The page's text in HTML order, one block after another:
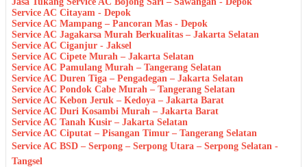
Service AC Citayam - Depok
Service AC Mampang – Pancoran Mas - Depok
Service AC Jagakarsa Murah Berkualitas – Jakarta Selatan
Service AC Ciganjur - Jaksel
Service AC Cipete Murah – Jakarta Selatan
Service AC Pamulang Murah – Tangerang Selatan
Service AC Duren Tiga – Pengadegan – Jakarta Selatan
Service AC Pondok Cabe Murah – Tangerang Selatan
Service AC Kebon Jeruk – Kedoya – Jakarta Barat
Service AC Duri Kosambi Murah – Jakarta Barat
Service AC Tanah Kusir – Jakarta Selatan
Service AC Ciputat – Pisangan Timur – Tangerang Selatan
Service AC BSD – Serpong – Serpong Utara – Serpong Selatan -
Tangsel